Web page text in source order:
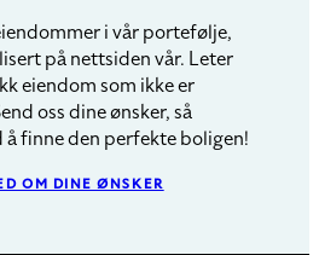
i vår portefølje,
på nettsiden vår. Leter
eiendom som ikke er
oss dine ønsker, så
å finne den perfekte boligen!
OM DINE ØNSKER